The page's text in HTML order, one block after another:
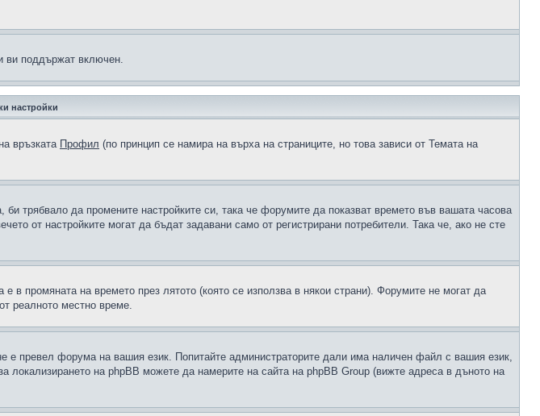
ви поддържат включен.
настройки
връзката Профил (по принцип се намира на върха на страниците, но това зависи от Темата на
трябвало да промените настройките си, така че форумите да показват времето във вашата часова
от настройките могат да бъдат задавани само от регистрирани потребители. Така че, ако не сте
в промяната на времето през лятото (която се използва в някои страни). Форумите не могат да
реалното местно време.
е превел форума на вашия език. Попитайте администраторите дали има наличен файл с вашия език,
на phpBB можете да намерите на сайта на phpBB Group (вижте адреса в дъното на